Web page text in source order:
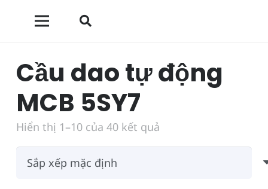
Cầu dao tự động
MCB 5SY7
Hiển thị 1–10 của 40 kết quả